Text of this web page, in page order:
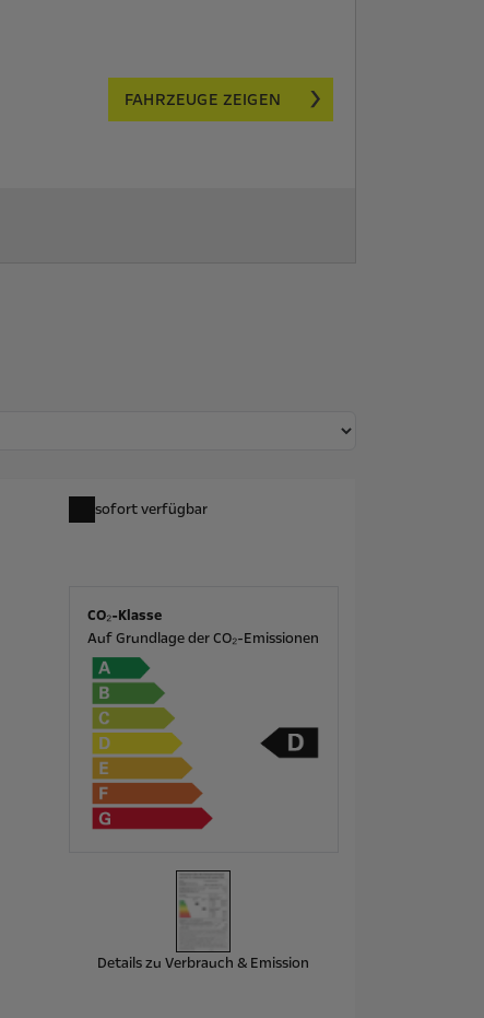
FAHRZEUGE ZEIGEN
sofort verfügbar
CO₂-Klasse
Auf Grundlage der CO₂-Emissionen
Details zu Verbrauch & Emission